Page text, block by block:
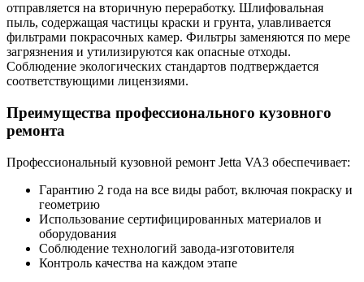
отправляется на вторичную переработку. Шлифовальная
пыль, содержащая частицы краски и грунта, улавливается
фильтрами покрасочных камер. Фильтры заменяются по мере
загрязнения и утилизируются как опасные отходы.
Соблюдение экологических стандартов подтверждается
соответствующими лицензиями.
Преимущества профессионального кузовного
ремонта
Профессиональный кузовной ремонт Jetta VA3 обеспечивает:
Гарантию 2 года на все виды работ, включая покраску и
геометрию
Использование сертифицированных материалов и
оборудования
Соблюдение технологий завода-изготовителя
Контроль качества на каждом этапе